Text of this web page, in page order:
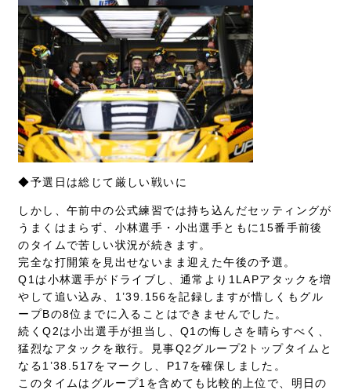
◆予選日は総じて厳しい戦いに
しかし、午前中の公式練習では持ち込んだセッティングが
うまくはまらず、小林選手・小出選手ともに15番手前後
のタイムで苦しい状況が続きます。
完全な打開策を見出せないまま迎えた午後の予選。
Q1は小林選手がドライブし、通常より1LAPアタックを増
やして追い込み、1’39.156を記録しますが惜しくもグル
ープBの8位までに入ることはできませんでした。
続くQ2は小出選手が担当し、Q1の悔しさを晴らすべく、
猛烈なアタックを敢行。見事Q2グループ2トップタイムと
なる1’38.517をマークし、P17を確保しました。
このタイムはグループ1を含めても比較的上位で、明日の